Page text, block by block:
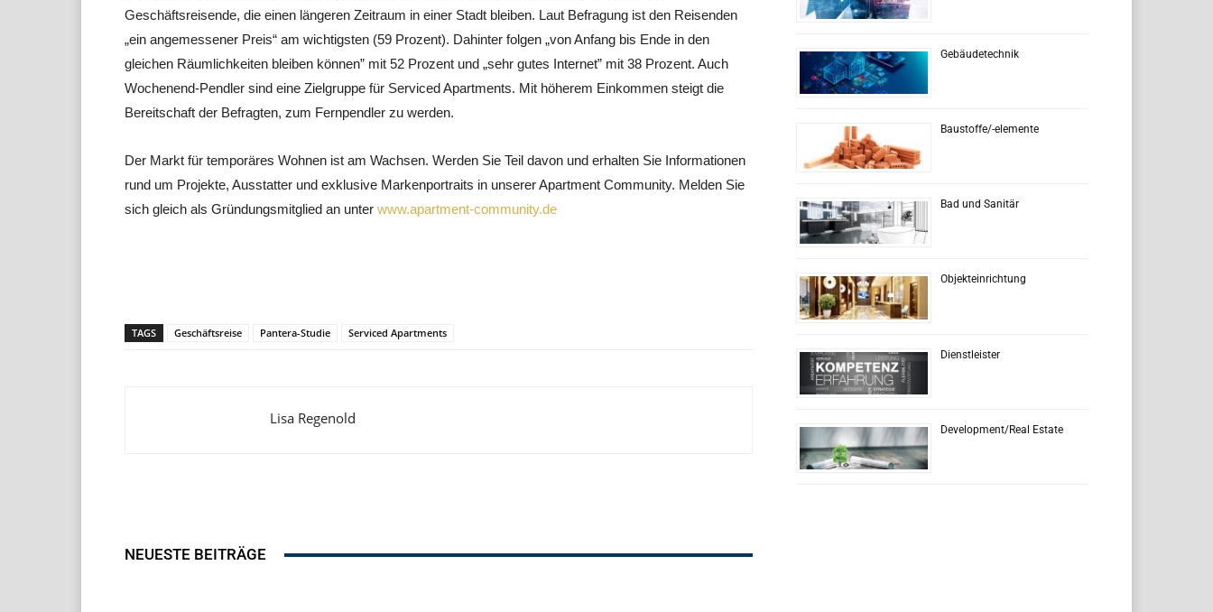
Geschäftsreisende, die einen längeren Zeitraum in einer Stadt bleiben. Laut Befragung ist den Reisenden
„ein angemessener Preis“ am wichtigsten (59 Prozent). Dahinter folgen „von Anfang bis Ende in den
gleichen Räumlichkeiten bleiben können” mit 52 Prozent und „sehr gutes Internet” mit 38 Prozent. Auch
Wochenend-Pendler sind eine Zielgruppe für Serviced Apartments. Mit höherem Einkommen steigt die
Bereitschaft der Befragten, zum Fernpendler zu werden.
Der Markt für temporäres Wohnen ist am Wachsen. Werden Sie Teil davon und erhalten Sie Informationen
rund um Projekte, Ausstatter und exklusive Markenportraits in unserer Apartment Community. Melden Sie
sich gleich als Gründungsmitglied an unter www.apartment-community.de
TAGS Geschäftsreise Pantera-Studie Serviced Apartments
Lisa Regenold
NEUESTE BEITRÄGE
Gebäudetechnik
Baustoffe/-elemente
Bad und Sanitär
Objekteinrichtung
Dienstleister
Development/Real Estate